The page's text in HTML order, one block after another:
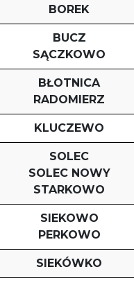
BOREK
BUCZ
SĄCZKOWO
BŁOTNICA
RADOMIERZ
KLUCZEWO
SOLEC
SOLEC NOWY
STARKOWO
SIEKOWO
PERKOWO
SIEKÓWKO